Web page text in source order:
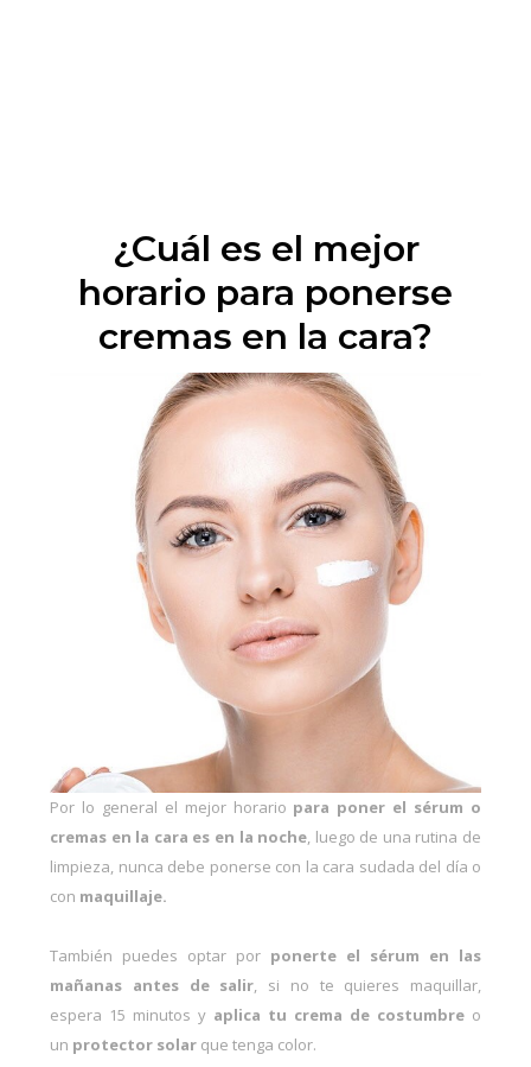
¿Cuál es el mejor
horario para ponerse
cremas en la cara?
Por lo general el mejor horario para poner el sérum o
cremas en la cara es en la noche, luego de una rutina de
limpieza, nunca debe ponerse con la cara sudada del día o
con maquillaje.
También puedes optar por ponerte el sérum en las
mañanas antes de salir, si no te quieres maquillar,
espera 15 minutos y aplica tu crema de costumbre o
un protector solar que tenga color.